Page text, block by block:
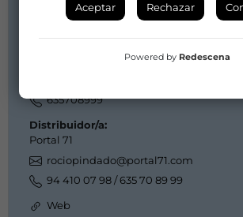
Compañía/Artista:
TENTAZIOA
tentazioa@produkzioak.com
635708999
Distribuidor/a:
Portal 71
rociopindado@portal71.com
94 410 07 98 / 635 70 89 99
Web
Aceptar Rechazar
Powered by Redescena